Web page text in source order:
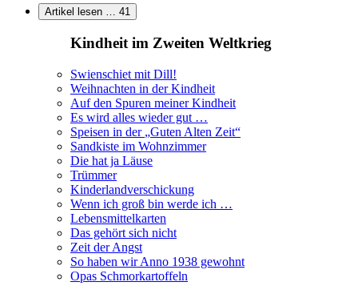
Artikel lesen … 41
Kindheit im Zweiten Weltkrieg
Swienschiet mit Dill!
Weihnachten in der Kindheit
Auf den Spuren meiner Kindheit
Es wird alles wieder gut …
Speisen in der Guten Alten Zeit
Sandkiste im Wohnzimmer
Die hat ja Läuse
Trümmer
Kinderlandverschickung
Wenn ich groß bin werde ich …
Lebensmittelkarten
Das gehört sich nicht
Zeit der Angst
So haben wir Anno 1938 gewohnt
Opas Schmorkartoffeln